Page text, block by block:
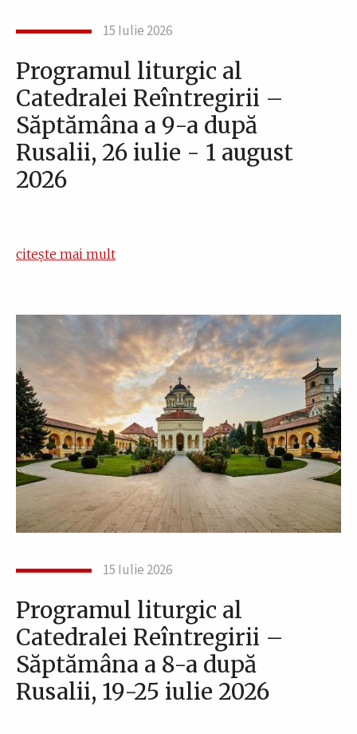
15 Iulie 2026
Programul liturgic al
Catedralei Reîntregirii –
Săptămâna a 9-a după
Rusalii, 26 iulie - 1 august
2026
citește mai mult
15 Iulie 2026
Programul liturgic al
Catedralei Reîntregirii –
Săptămâna a 8-a după
Rusalii, 19-25 iulie 2026